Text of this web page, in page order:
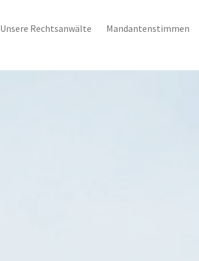
Unsere Rechtsanwälte Mandantenstimmen